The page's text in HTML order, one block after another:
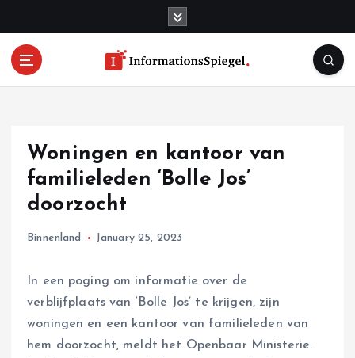
Woningen en kantoor van
familieleden ‘Bolle Jos’
doorzocht
Binnenland January 25, 2023
In een poging om informatie over de
verblijfplaats van ‘Bolle Jos’ te krijgen, zijn
woningen en een kantoor van familieleden van
hem doorzocht, meldt het Openbaar Ministerie.